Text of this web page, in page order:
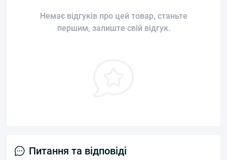
Немає відгуків про цей товар, станьте
першим, залиште свій відгук.
Питання та відповіді